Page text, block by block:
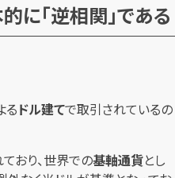
に「逆相関」である
るドル建てで取引されているの
おり、世界での基軸通貨とし